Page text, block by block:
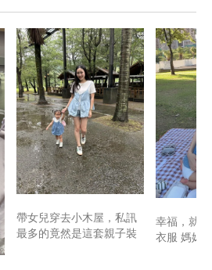
帶女兒穿去小木屋，私訊
最多的竟然是這套親子裝
幸福，就
衣服 媽媽